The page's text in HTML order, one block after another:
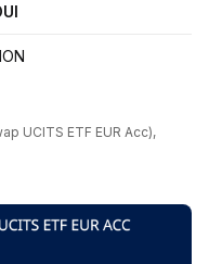
UCITS ETF EUR Acc),